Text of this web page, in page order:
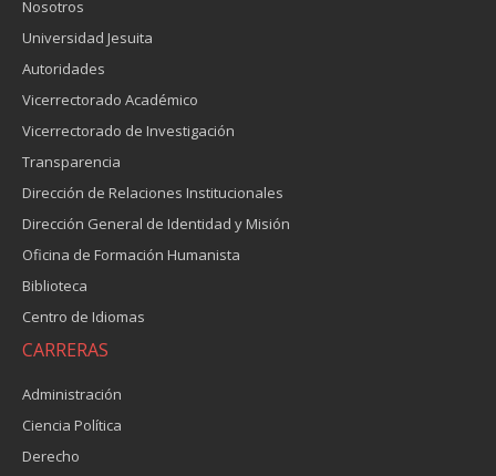
Nosotros
Universidad Jesuita
Autoridades
Vicerrectorado Académico
Vicerrectorado de Investigación
Transparencia
Dirección de Relaciones Institucionales
Dirección General de Identidad y Misión
Oficina de Formación Humanista
Biblioteca
Centro de Idiomas
CARRERAS
Administración
Ciencia Política
Derecho